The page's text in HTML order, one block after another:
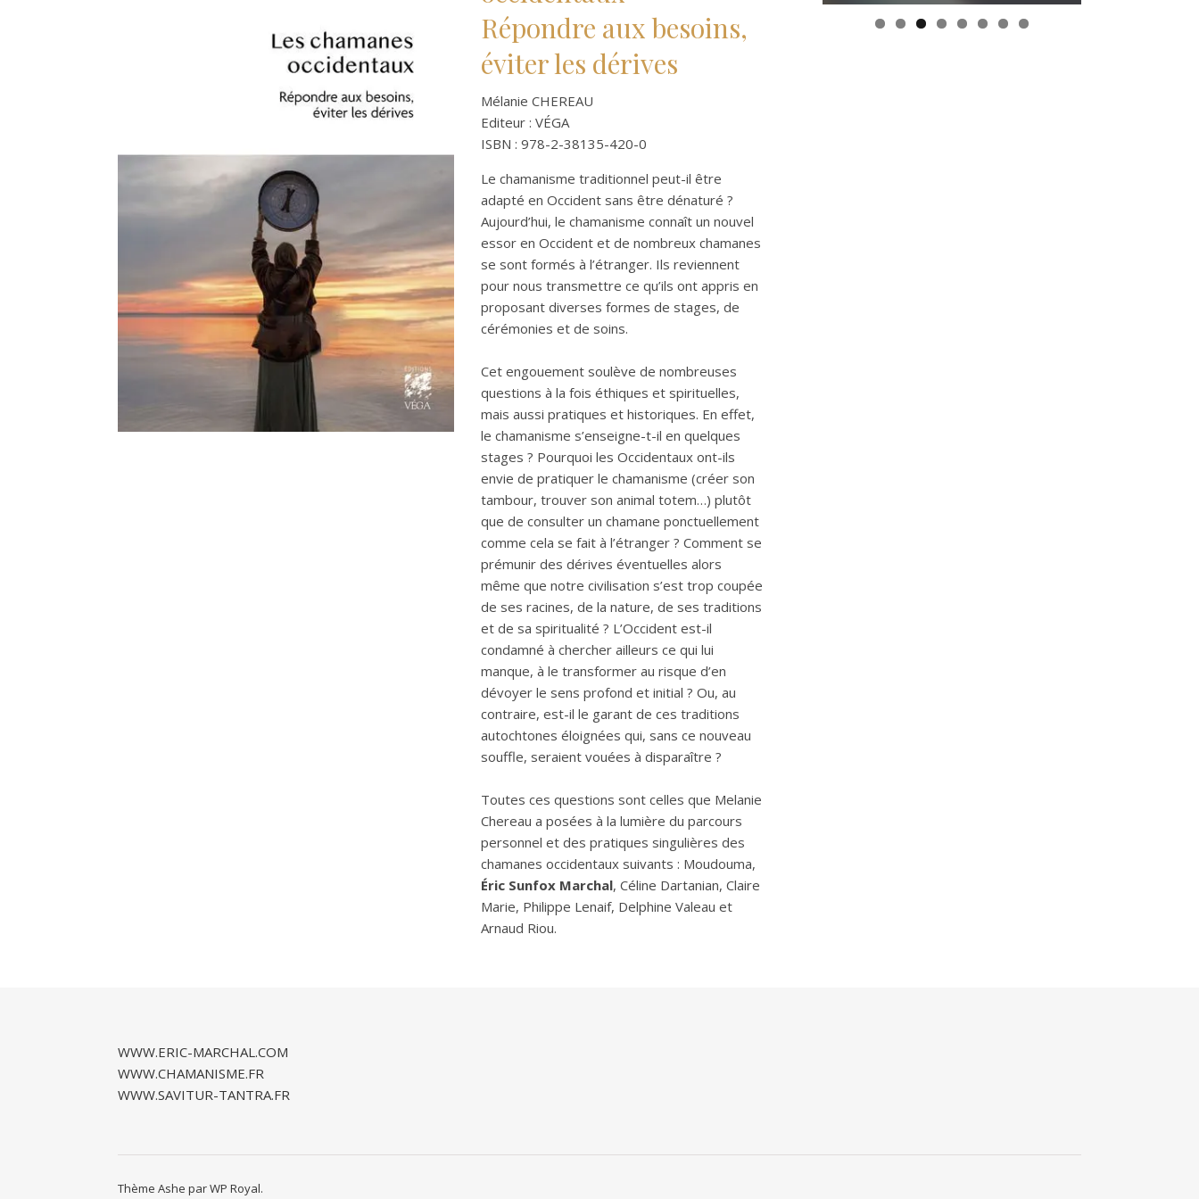
Répondre aux besoins,
éviter les dérives
Mélanie CHEREAU
Editeur : VÉGA
ISBN : 978-2-38135-420-0
Le chamanisme traditionnel peut-il être
adapté en Occident sans être dénaturé ?
Aujourd’hui, le chamanisme connaît un nouvel
essor en Occident et de nombreux chamanes
se sont formés à l’étranger. Ils reviennent
pour nous transmettre ce qu’ils ont appris en
proposant diverses formes de stages, de
cérémonies et de soins.
Cet engouement soulève de nombreuses
questions à la fois éthiques et spirituelles,
mais aussi pratiques et historiques. En effet,
le chamanisme s’enseigne-t-il en quelques
stages ? Pourquoi les Occidentaux ont-ils
envie de pratiquer le chamanisme (créer son
tambour, trouver son animal totem…) plutôt
que de consulter un chamane ponctuellement
comme cela se fait à l’étranger ? Comment se
prémunir des dérives éventuelles alors
même que notre civilisation s’est trop coupée
de ses racines, de la nature, de ses traditions
et de sa spiritualité ? L’Occident est-il
condamné à chercher ailleurs ce qui lui
manque, à le transformer au risque d’en
dévoyer le sens profond et initial ? Ou, au
contraire, est-il le garant de ces traditions
autochtones éloignées qui, sans ce nouveau
souffle, seraient vouées à disparaître ?
Toutes ces questions sont celles que Melanie
Chereau a posées à la lumière du parcours
personnel et des pratiques singulières des
chamanes occidentaux suivants : Moudouma,
Éric Sunfox Marchal, Céline Dartanian, Claire
Marie, Philippe Lenaif, Delphine Valeau et
Arnaud Riou.
WWW.ERIC-MARCHAL.COM
WWW.CHAMANISME.FR
WWW.SAVITUR-TANTRA.FR
Thème Ashe parWP Royal.